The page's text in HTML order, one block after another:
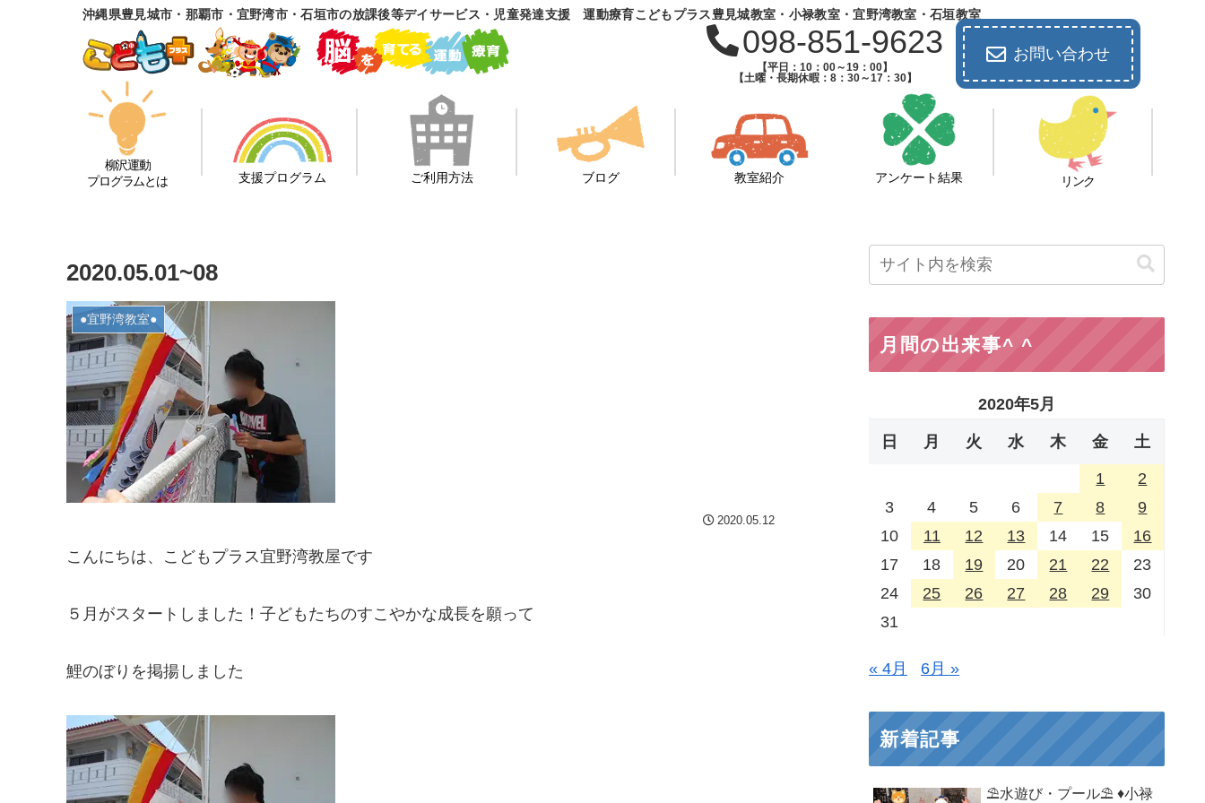
沖縄県豊見城市・那覇市・宜野湾市・石垣市の放課後等デイサービス・児童発達支援 運動療育こどもプラス豊見城教室・小禄教室・宜野湾教室・石垣教室
098-851-9623
【平日：10：00～19：00】
【土曜・長期休暇：8：30～17：30】
お問い合わせ
柳沢運動
プログラムとは
支援プログラム ご利用方法 ブログ 教室紹介 アンケート結果 リンク
2020.05.01~08
●宜野湾教室●
2020.05.12
こんにちは、こどもプラス宜野湾教屋です
５月がスタートしました！子どもたちのすこやかな成長を願って
鯉のぼりを掲揚しました
月間の出来事^ ^
2020年5月
日 月 火 水 木 金 土
1
2
3
4 5 6 7 8
9
10
11 12 13 14 15
16
17
18 19 20 21 22
23
24
25 26 27 28 29
30
31
« 4月 6月 »
新着記事
⛱️水遊び・プール⛱️ ♦小禄